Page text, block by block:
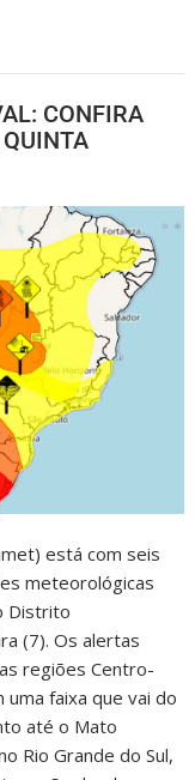
CONFIRA
está com seis
meteorológicas
Distrito
(7). Os alertas
regiões Centro-
faixa que vai do
até o Mato
Rio Grande do Sul,